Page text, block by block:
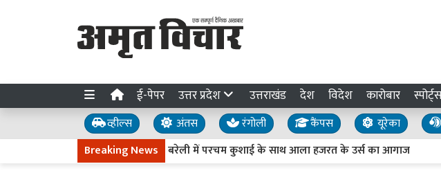
ई-पेपर उत्तर प्रदेश उत्तराखंड देश विदेश कारोबार
व्हील्स अंतस रंगोली कैंपस यूरेका
Breaking News
बरेली में परचम कुशाई के साथ आला हजरत के उर्स का आगाज आजम खान और